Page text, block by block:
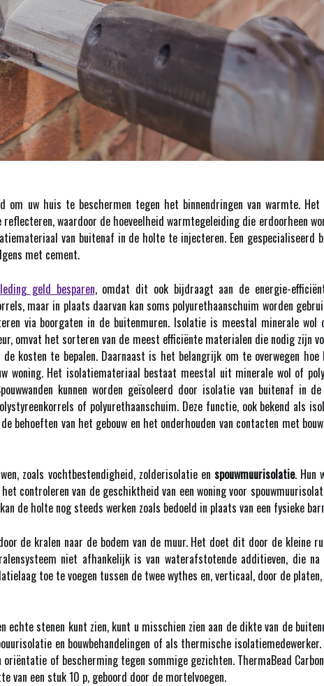
uw huis te beschermen tegen het binnendringen van warmte. Het
waardoor de hoeveelheid warmtegeleiding die erdoorheen
van buitenaf in de holte te injecteren. Een
met cement.
geld besparen, omdat dit ook bijdraagt aan de energie-
maar in plaats daarvan kan soms polyurethaanschuim worden
via boorgaten in de buitenmuren. Isolatie is meestal minerale wol
omvat het sorteren van de meest efficiënte materialen die nodig zijn
kosten te bepalen. Daarnaast is het belangrijk om te overwegen
woning. Het isolatiemateriaal bestaat meestal uit minerale wol of
kunnen worden geïsoleerd door isolatie van buitenaf in
of polyurethaanschuim. Deze functie, ook bekend als
van het gebouw en het onderhouden van contacten met
zoals vochtbestendigheid, zolderisolatie en spouwmuurisolatie. Hun
controleren van de geschiktheid van een woning voor
de holte nog steeds werken zoals bedoeld in plaats van een fysieke
de kralen naar de bodem van de muur. Het doet dit door de kleine
niet afhankelijk is van waterafstotende additieven, die na
toe te voegen tussen de twee wythes en, verticaal, door de
stenen kunt zien, kunt u misschien zien aan de dikte van de
en bouwbehandelingen of als thermische isolatiemedewerker.
of bescherming tegen sommige gezichten. ThermaBead
van een stuk 10 p, geboord door de mortelvoegen.